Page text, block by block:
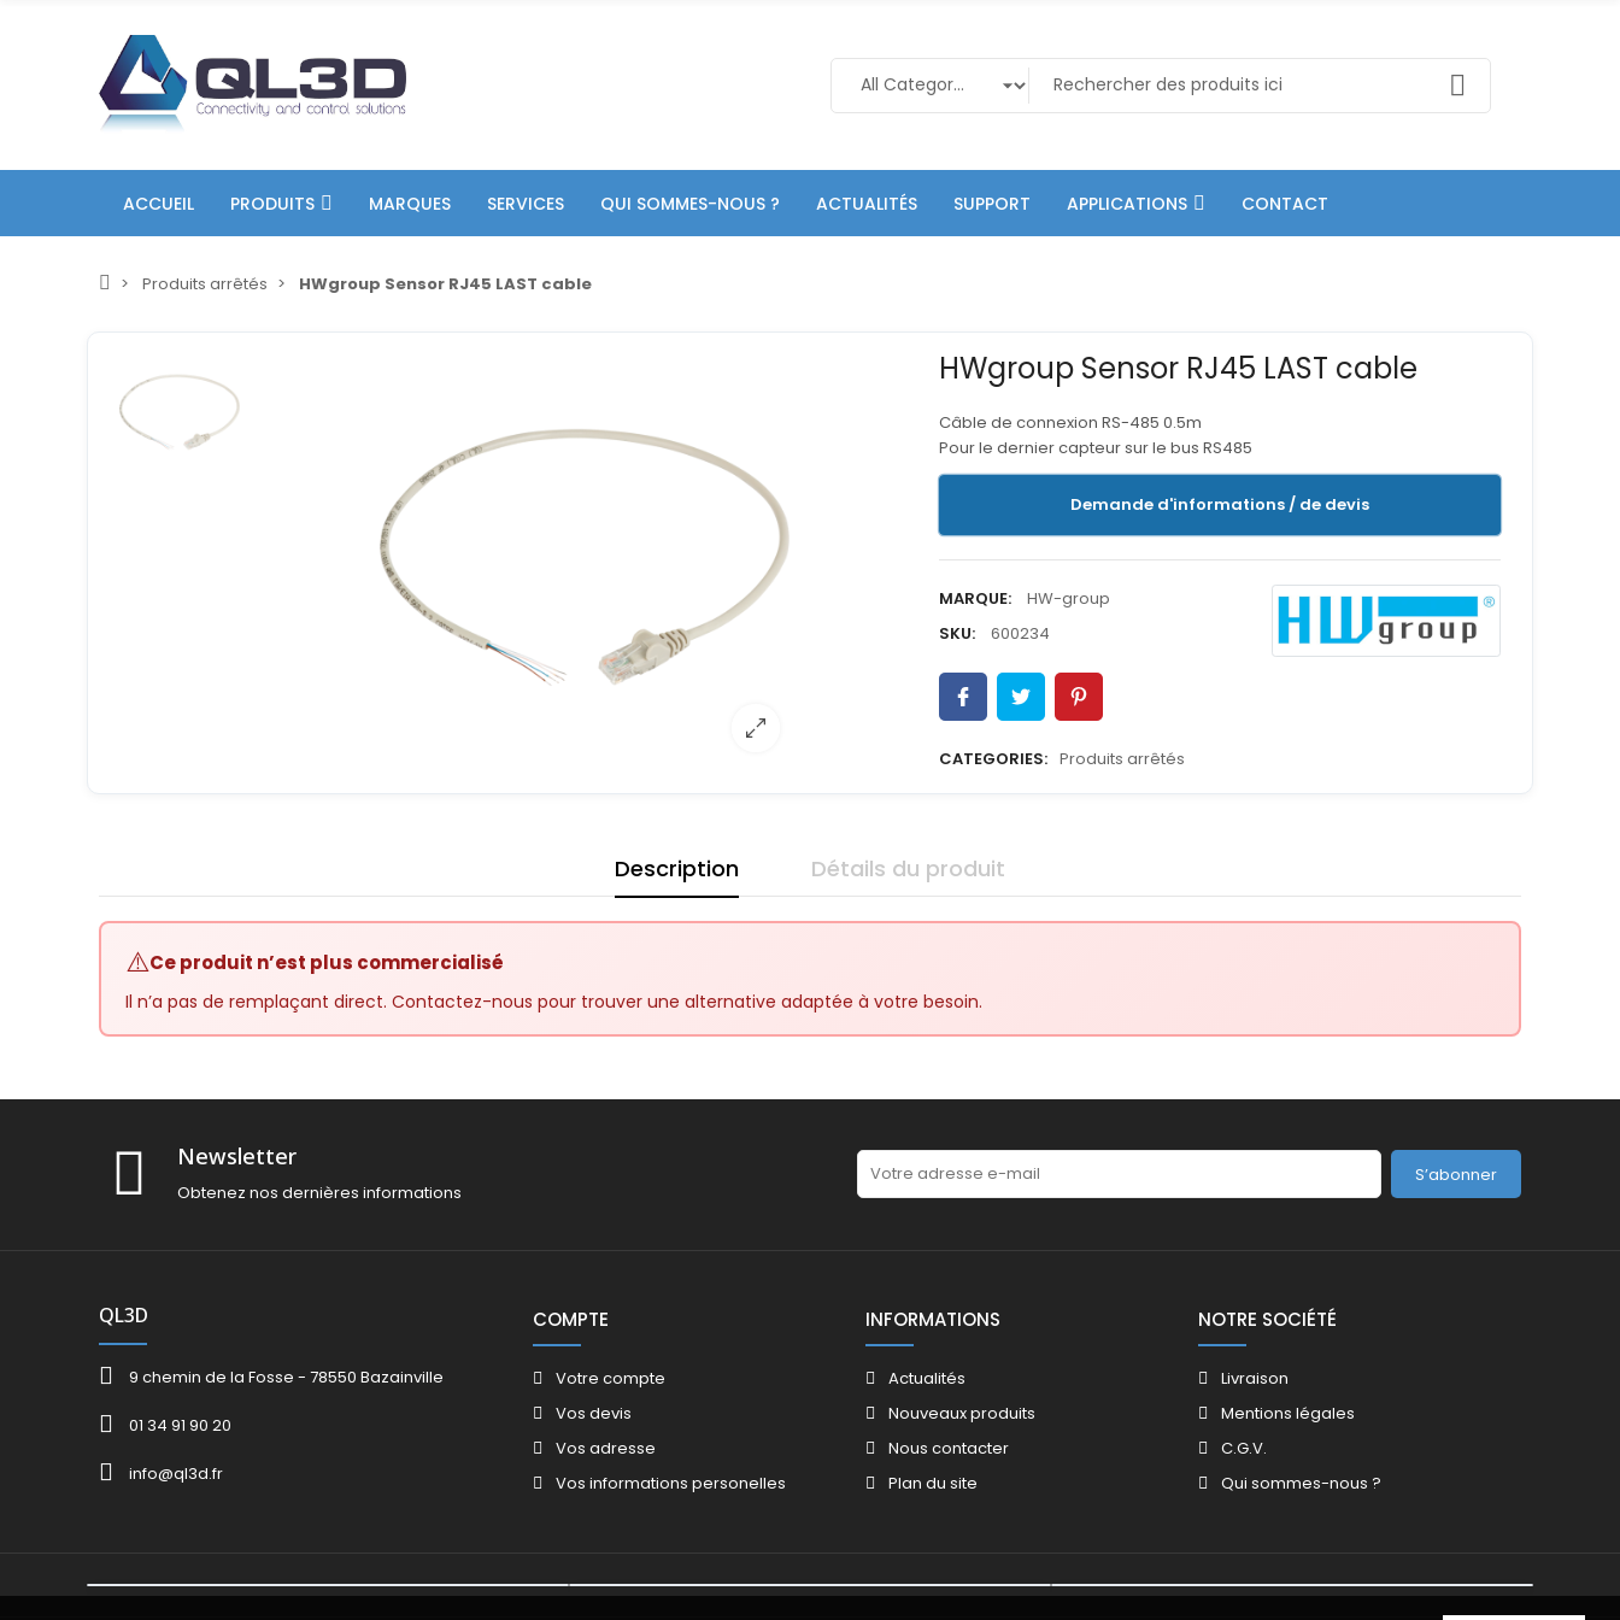
ACCUEIL PRODUITS MARQUES SERVICES QUI SOMMES-NOUS ? ACTUALITÉS SUPPORT APPLICATIONS CONTACT
Produits arrêtés HWgroup Sensor RJ45 LAST cable
HWgroup Sensor RJ45 LAST cable
Câble de connexion RS-485 0.5m
Pour le dernier capteur sur le bus RS485
Demande d'informations / de devis
MARQUE:
HW-group
SKU:
600234
CATEGORIES: Produits arrêtés
Description Détails du produit
⚠️Ce produit n’est plus commercialisé
Il n’a pas de remplaçant direct. Contactez-nous pour trouver une alternative adaptée à votre besoin.
Newsletter
Obtenez nos dernières informations
S’abonner
QL3D
9 chemin de la Fosse - 78550 Bazainville
01 34 91 90 20
info@ql3d.fr
COMPTE
Votre compte
Vos devis
Vos adresse
Vos informations personelles
INFORMATIONS
Actualités
Nouveaux produits
Nous contacter
Plan du site
NOTRE SOCIÉTÉ
Livraison
Mentions légales
C.G.V.
Qui sommes-nous ?